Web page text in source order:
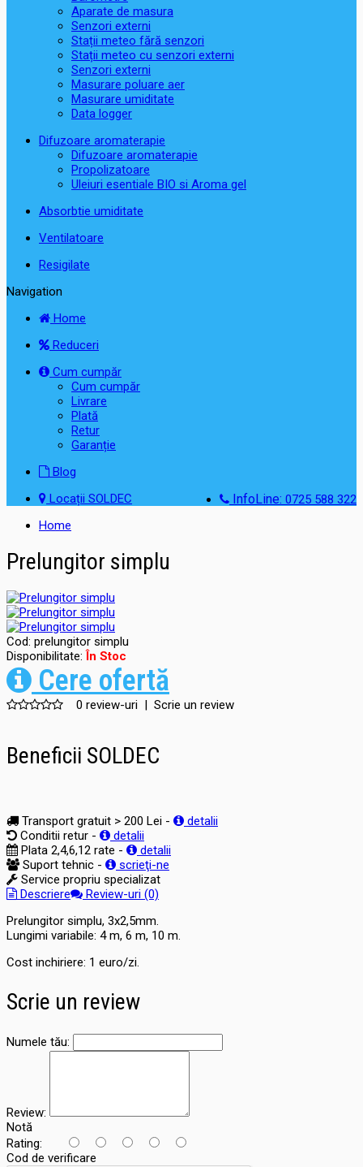
Aparate de masura
Senzori externi
Stații meteo fără senzori
Stații meteo cu senzori externi
Senzori externi
Masurare poluare aer
Masurare umiditate
Data logger
Difuzoare aromaterapie
Difuzoare aromaterapie
Propolizatoare
Uleiuri esentiale BIO si Aroma gel
Absorbtie umiditate
Ventilatoare
Resigilate
Navigation
Home
Reduceri
Cum cumpăr
Cum cumpăr
Livrare
Plată
Retur
Garanție
Blog
InfoLine: 0725 588 322
Locații SOLDEC
Home
Prelungitor simplu
Cod: prelungitor simplu
Disponibilitate: În Stoc
Cere ofertă
0 review-uri | Scrie un review
Beneficii SOLDEC
Transport gratuit > 200 Lei -
detalii
Conditii retur -
detalii
Plata 2,4,6,12 rate -
detalii
Suport tehnic -
scrieţi-ne
Service propriu specializat
Descriere
Review-uri (0)
Prelungitor simplu, 3x2,5mm.
Lungimi variabile: 4 m, 6 m, 10 m.
Cost inchiriere: 1 euro/zi.
Scrie un review
Numele tău:
Review:
Notă
Rating:
Cod de verificare